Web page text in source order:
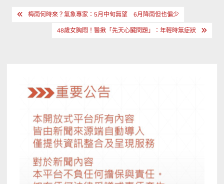
文 梅雨何時來？氣象專家：5月中旬無望 6月降雨但也偏少
48歲女胸悶！醫揪「先天心臟問題」：年輕時無症狀